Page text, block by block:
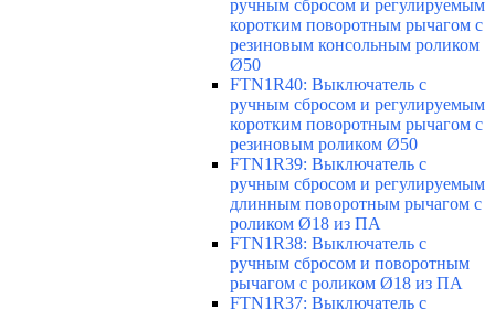
ручным сбросом и регулируемым
коротким поворотным рычагом с
резиновым консольным роликом
Ø50
FTN1R40: Выключатель с
ручным сбросом и регулируемым
коротким поворотным рычагом с
резиновым роликом Ø50
FTN1R39: Выключатель с
ручным сбросом и регулируемым
длинным поворотным рычагом с
роликом Ø18 из ПА
FTN1R38: Выключатель с
ручным сбросом и поворотным
рычагом с роликом Ø18 из ПА
FTN1R37: Выключатель с